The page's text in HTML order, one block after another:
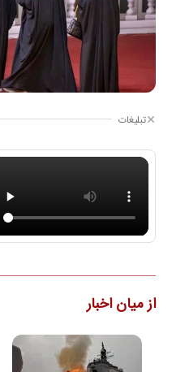
تبلیغات
از میان اخبار